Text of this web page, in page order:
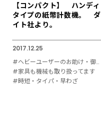
【コンパクト】 ハンディ
タイプの紙幣計数機。 ダ
イト社より。
2017.12.25
#ヘビーユーザーのお助け・御用達
#家具も機械も取り扱ってます
#時短・タイパ・早わざ